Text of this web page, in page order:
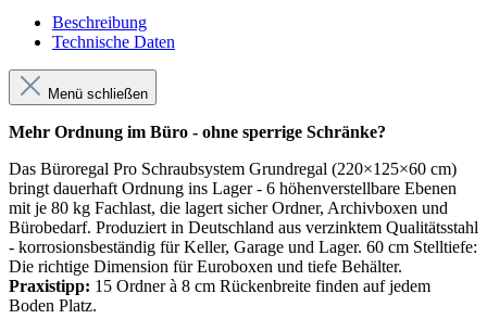
Beschreibung
Technische Daten
Menü schließen
Mehr Ordnung im Büro - ohne sperrige Schränke?
Das Büroregal Pro Schraubsystem Grundregal (220×125×60 cm)
bringt dauerhaft Ordnung ins Lager - 6 höhenverstellbare Ebenen
mit je 80 kg Fachlast, die lagert sicher Ordner, Archivboxen und
Bürobedarf. Produziert in Deutschland aus verzinktem Qualitätsstahl
- korrosionsbeständig für Keller, Garage und Lager. 60 cm Stelltiefe:
Die richtige Dimension für Euroboxen und tiefe Behälter.
Praxistipp: 15 Ordner à 8 cm Rückenbreite finden auf jedem
Boden Platz.